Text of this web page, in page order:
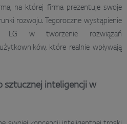
na której firma prezentuje swoje
rozwoju. Tegoroczne wystąpienie
LG w tworzenie rozwiązań
które realnie wpływają
sztucznej inteligencji w